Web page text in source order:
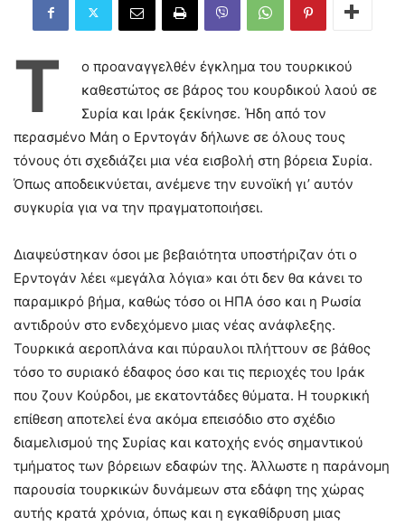
Τ
ο προαναγγελθέν έγκλημα του τουρκικού
καθεστώτος σε βάρος του κουρδικού λαού σε
Συρία και Ιράκ ξεκίνησε. Ήδη από τον
περασμένο Μάη ο Ερντογάν δήλωνε σε όλους τους
τόνους ότι σχεδιάζει μια νέα εισβολή στη βόρεια Συρία.
Όπως αποδεικνύεται, ανέμενε την ευνοϊκή γι’ αυτόν
συγκυρία για να την πραγματοποιήσει.
Διαψεύστηκαν όσοι με βεβαιότητα υποστήριζαν ότι ο
Ερντογάν λέει «μεγάλα λόγια» και ότι δεν θα κάνει το
παραμικρό βήμα, καθώς τόσο οι ΗΠΑ όσο και η Ρωσία
αντιδρούν στο ενδεχόμενο μιας νέας ανάφλεξης.
Τουρκικά αεροπλάνα και πύραυλοι πλήττουν σε βάθος
τόσο το συριακό έδαφος όσο και τις περιοχές του Ιράκ
που ζουν Κούρδοι, με εκατοντάδες θύματα. Η τουρκική
επίθεση αποτελεί ένα ακόμα επεισόδιο στο σχέδιο
διαμελισμού της Συρίας και κατοχής ενός σημαντικού
τμήματος των βόρειων εδαφών της. Άλλωστε η παράνομη
παρουσία τουρκικών δυνάμεων στα εδάφη της χώρας
αυτής κρατά χρόνια, όπως και η εγκαθίδρυση μιας